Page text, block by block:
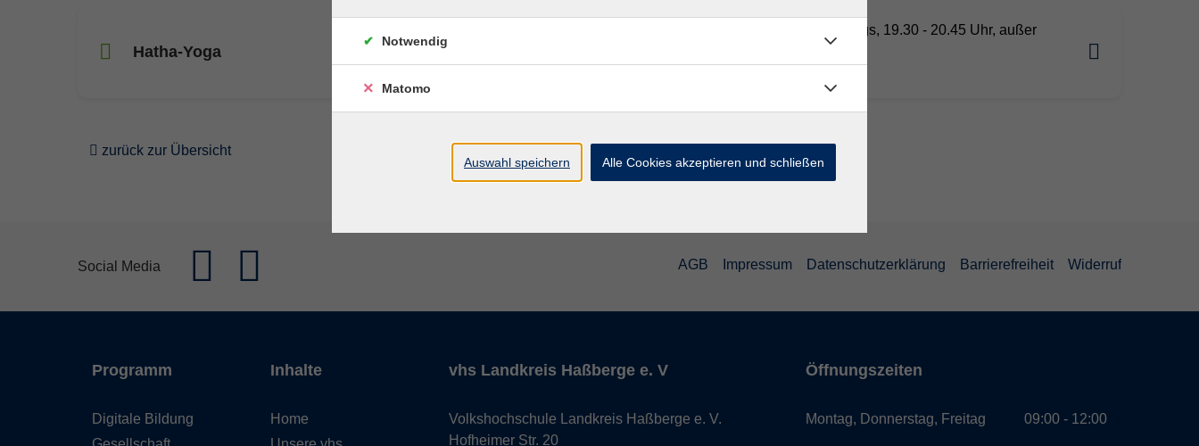
Hatha-Yoga
fortlaufend, dienstags, 19.30 - 20.45 Uhr, außer
zurück zur Übersicht
Social Media AGB Impressum Datenschutzerklärung Barrierefreiheit Widerruf
Programm
Digitale Bildung
Inhalte
Home
vhs Landkreis Haßberge e. V
Volkshochschule Landkreis Haßberge e. V.
Hofheimer Str. 20
Öffnungszeiten
Montag, Donnerstag, Freitag 09:00 - 12:00
Notwendig
Matomo
Auswahl speichern Alle Cookies akzeptieren und schließen